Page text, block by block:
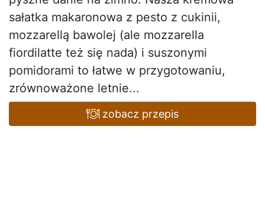
sałatka makaronowa z pesto z cukinii,
mozzarellą bawolej (ale mozzarella
fiordilatte też się nada) i suszonymi
pomidorami to łatwe w przygotowaniu,
zrównoważone letnie...
zobacz przepis